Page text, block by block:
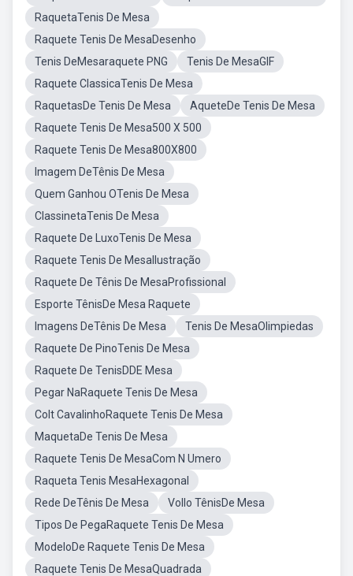
RaquetaTenis De Mesa
Raquete Tenis De MesaDesenho
Tenis DeMesaraquete PNG
Tenis De MesaGIF
Raquete ClassicaTenis De Mesa
RaquetasDe Tenis De Mesa
AqueteDe Tenis De Mesa
Raquete Tenis De Mesa500 X 500
Raquete Tenis De Mesa800X800
Imagem DeTênis De Mesa
Quem Ganhou OTenis De Mesa
ClassinetaTenis De Mesa
Raquete De LuxoTenis De Mesa
Raquete Tenis De MesaIlustração
Raquete De Tênis De MesaProfissional
Esporte TênisDe Mesa Raquete
Imagens DeTênis De Mesa
Tenis De MesaOlimpiedas
Raquete De PinoTenis De Mesa
Raquete De TenisDDE Mesa
Pegar NaRaquete Tenis De Mesa
Colt CavalinhoRaquete Tenis De Mesa
MaquetaDe Tenis De Mesa
Raquete Tenis De MesaCom N Umero
Raqueta Tenis MesaHexagonal
Rede DeTênis De Mesa
Vollo TênisDe Mesa
Tipos De PegaRaquete Tenis De Mesa
ModeloDe Raquete Tenis De Mesa
Raquete Tenis De MesaQuadrada